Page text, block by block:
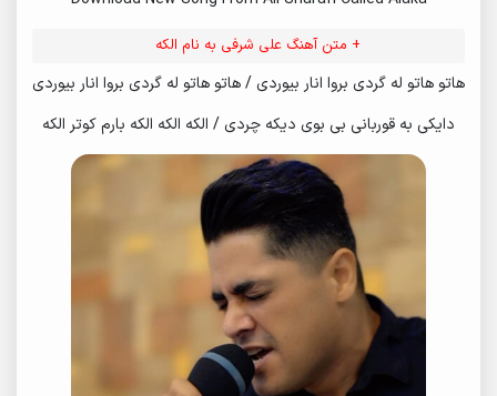
+ متن آهنگ علی شرفی به نام الکه
هاتو هاتو له گردی بروا انار بیوردی / هاتو هاتو له گردی بروا انار بیوردی
دایکی به قوربانی بی بوی دیکه چردی / الکه الکه الکه بارم کوتر الکه